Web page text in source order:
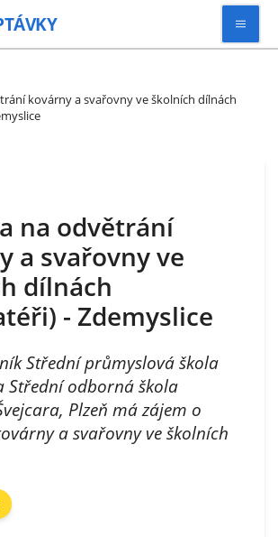
Zaregistrovat se
kovárny a svařovny ve školních dílnách
na odvětrání
a svařovny ve
dílnách
- Zdemyslice
Střední průmyslová škola
Střední odborná škola
Plzeň má zájem o
a svařovny ve školních